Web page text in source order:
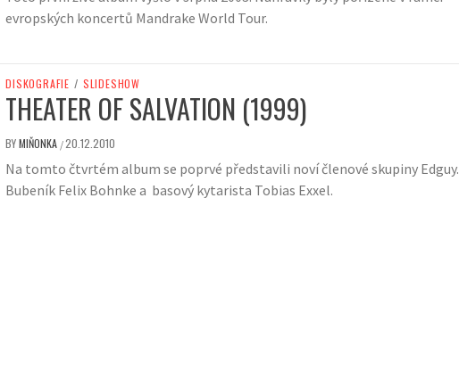
evropských koncertů Mandrake World Tour.
DISKOGRAFIE / SLIDESHOW
THEATER OF SALVATION (1999)
BYMIŇONKA /20.12.2010
Na tomto čtvrtém album se poprvé představili noví členové skupiny Edguy.
Bubeník Felix Bohnke a basový kytarista Tobias Exxel.